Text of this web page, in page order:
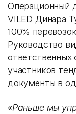
Операционный
VILED Динара
100%
Руководство
ответственных
участников
документы в
«Раньше мы